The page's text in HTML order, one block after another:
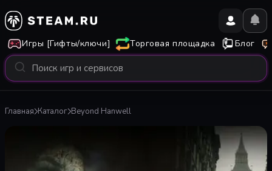
Игры [Гифты/ключи] Торговая площадка Блог
Главная Каталог Beyond Hanwell